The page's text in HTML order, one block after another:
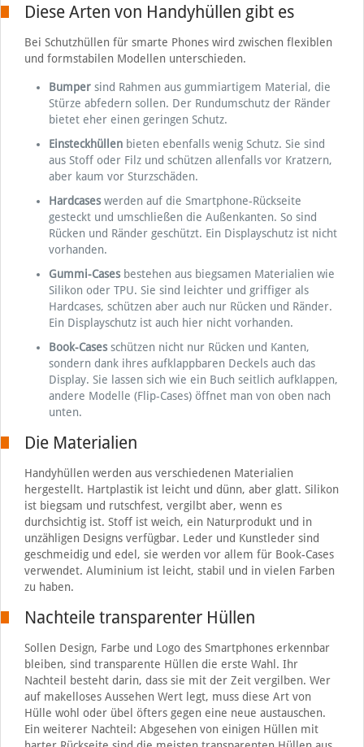
Diese Arten von Handyhüllen gibt es
Bei Schutzhüllen für smarte Phones wird zwischen flexiblen
und formstabilen Modellen unterschieden.
Bumpersind Rahmen aus gummiartigem Material, die
Stürze abfedern sollen. Der Rundumschutz der Ränder
bietet eher einen geringen Schutz.
Einsteckhüllen bieten ebenfalls wenig Schutz. Sie sind
aus Stoff oder Filz und schützen allenfalls vor Kratzern,
aber kaum vor Sturzschäden.
Hardcaseswerden auf die Smartphone-Rückseite
gesteckt und umschließen die Außenkanten. So sind
Rücken und Ränder geschützt. Ein Displayschutz ist nicht
vorhanden.
Gummi-Cases bestehen aus biegsamen Materialien wie
Silikon oder TPU. Sie sind leichter und griffiger als
Hardcases, schützen aber auch nur Rücken und Ränder.
Ein Displayschutz ist auch hier nicht vorhanden.
Book-Casesschützen nicht nur Rücken und Kanten,
sondern dank ihres aufklappbaren Deckels auch das
Display. Sie lassen sich wie ein Buch seitlich aufklappen,
andere Modelle (Flip-Cases) öffnet man von oben nach
unten.
Die Materialien
Handyhüllen werden aus verschiedenen Materialien
hergestellt. Hartplastik ist leicht und dünn, aber glatt. Silikon
ist biegsam und rutschfest, vergilbt aber, wenn es
durchsichtig ist. Stoff ist weich, ein Naturprodukt und in
unzähligen Designs verfügbar. Leder und Kunstleder sind
geschmeidig und edel, sie werden vor allem für Book-Cases
verwendet. Aluminium ist leicht, stabil und in vielen Farben
zu haben.
Nachteile transparenter Hüllen
Sollen Design, Farbe und Logo des Smartphones erkennbar
bleiben, sind transparente Hüllen die erste Wahl. Ihr
Nachteil besteht darin, dass sie mit der Zeit vergilben. Wer
auf makelloses Aussehen Wert legt, muss diese Art von
Hülle wohl oder übel öfters gegen eine neue austauschen.
Ein weiterer Nachteil: Abgesehen von einigen Hüllen mit